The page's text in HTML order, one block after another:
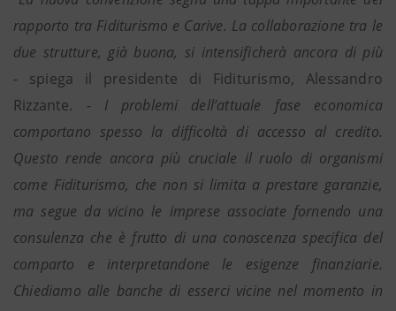
rapporto tra Fiditurismo e Carive. La collaborazione tra le
due strutture, già buona, si intensificherà ancora di più
- spiega il presidente di Fiditurismo, Alessandro
Rizzante. - I problemi dell’attuale fase economica
comportano spesso la difficoltà di accesso al credito.
Questo rende ancora più cruciale il ruolo di organismi
come Fiditurismo, che non si limita a prestare garanzie,
ma segue da vicino le imprese associate fornendo una
consulenza che è frutto di una conoscenza specifica del
comparto e interpretandone le esigenze finanziarie.
Chiediamo alle banche di esserci vicine nel momento in